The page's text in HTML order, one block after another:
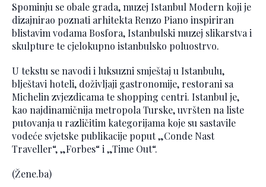
Spominju se obale grada, muzej Istanbul Modern koji je
dizajnirao poznati arhitekta Renzo Piano inspiriran
blistavim vodama Bosfora, Istanbulski muzej slikarstva i
skulpture te cjelokupno istanbulsko poluostrvo.
U tekstu se navodi i luksuzni smještaj u Istanbulu,
blještavi hoteli, doživljaji gastronomije, restorani sa
Michelin zvjezdicama te shopping centri. Istanbul je,
kao najdinamičnija metropola Turske, uvršten na liste
putovanja u različitim kategorijama koje su sastavile
vodeće svjetske publikacije poput „Conde Nast
Traveller“, „Forbes“ i „Time Out“.
(Žene.ba)